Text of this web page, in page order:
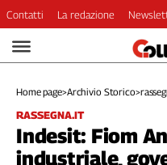
Video
Dirette
Longform
Copertine
Economia
Contatti La redazione
Home page>Archivio Storico>
RASSEGNA.IT
Indesit: Fiom
industriale,